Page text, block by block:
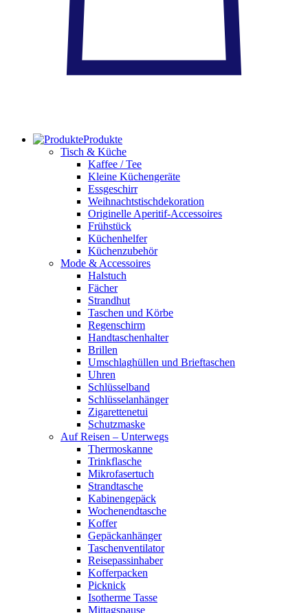
Produkte
Tisch & Küche
Kaffee / Tee
Kleine Küchengeräte
Essgeschirr
Weihnachtstischdekoration
Originelle Aperitif-Accessoires
Frühstück
Küchenhelfer
Küchenzubehör
Mode & Accessoires
Halstuch
Fächer
Strandhut
Taschen und Körbe
Regenschirm
Handtaschenhalter
Brillen
Umschlaghüllen und Brieftaschen
Uhren
Schlüsselband
Schlüsselanhänger
Zigarettenetui
Schutzmaske
Auf Reisen – Unterwegs
Thermoskanne
Trinkflasche
Mikrofasertuch
Strandtasche
Kabinengepäck
Wochenendtasche
Koffer
Gepäckanhänger
Taschenventilator
Reisepassinhaber
Kofferpacken
Picknick
Isotherme Tasse
Mittagspause